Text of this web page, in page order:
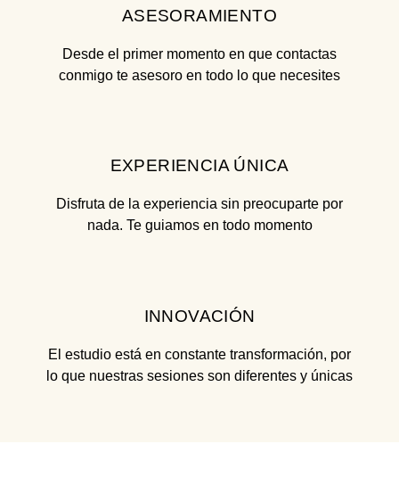
ASESORAMIENTO
Desde el primer momento en que contactas
conmigo te asesoro en todo lo que necesites
EXPERIENCIA ÚNICA
Disfruta de la experiencia sin preocuparte por
nada. Te guiamos en todo momento
INNOVACIÓN
El estudio está en constante transformación, por
lo que nuestras sesiones son diferentes y únicas